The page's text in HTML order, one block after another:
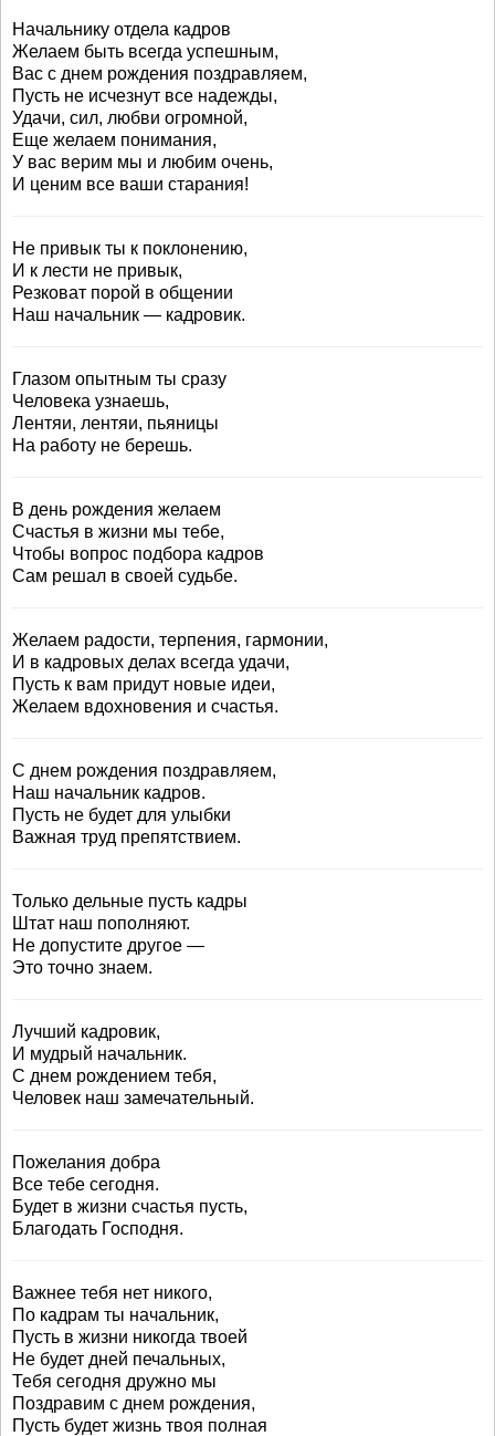
Начальнику отдела кадров
Желаем быть всегда успешным,
Вас с днем рождения поздравляем,
Пусть не исчезнут все надежды,
Удачи, сил, любви огромной,
Еще желаем понимания,
У вас верим мы и любим очень,
И ценим все ваши старания!
Не привык ты к поклонению,
И к лести не привык,
Резковат порой в общении
Наш начальник — кадровик.
Глазом опытным ты сразу
Человека узнаешь,
Лентяи, лентяи, пьяницы
На работу не берешь.
В день рождения желаем
Счастья в жизни мы тебе,
Чтобы вопрос подбора кадров
Сам решал в своей судьбе.
Желаем радости, терпения, гармонии,
И в кадровых делах всегда удачи,
Пусть к вам придут новые идеи,
Желаем вдохновения и счастья.
С днем рождения поздравляем,
Наш начальник кадров.
Пусть не будет для улыбки
Важная труд препятствием.
Только дельные пусть кадры
Штат наш пополняют.
Не допустите другое —
Это точно знаем.
Лучший кадровик,
И мудрый начальник.
С днем рождением тебя,
Человек наш замечательный.
Пожелания добра
Все тебе сегодня.
Будет в жизни счастья пусть,
Благодать Господня.
Важнее тебя нет никого,
По кадрам ты начальник,
Пусть в жизни никогда твоей
Не будет дней печальных,
Тебя сегодня дружно мы
Поздравим с днем рождения,
Пусть будет жизнь твоя полная